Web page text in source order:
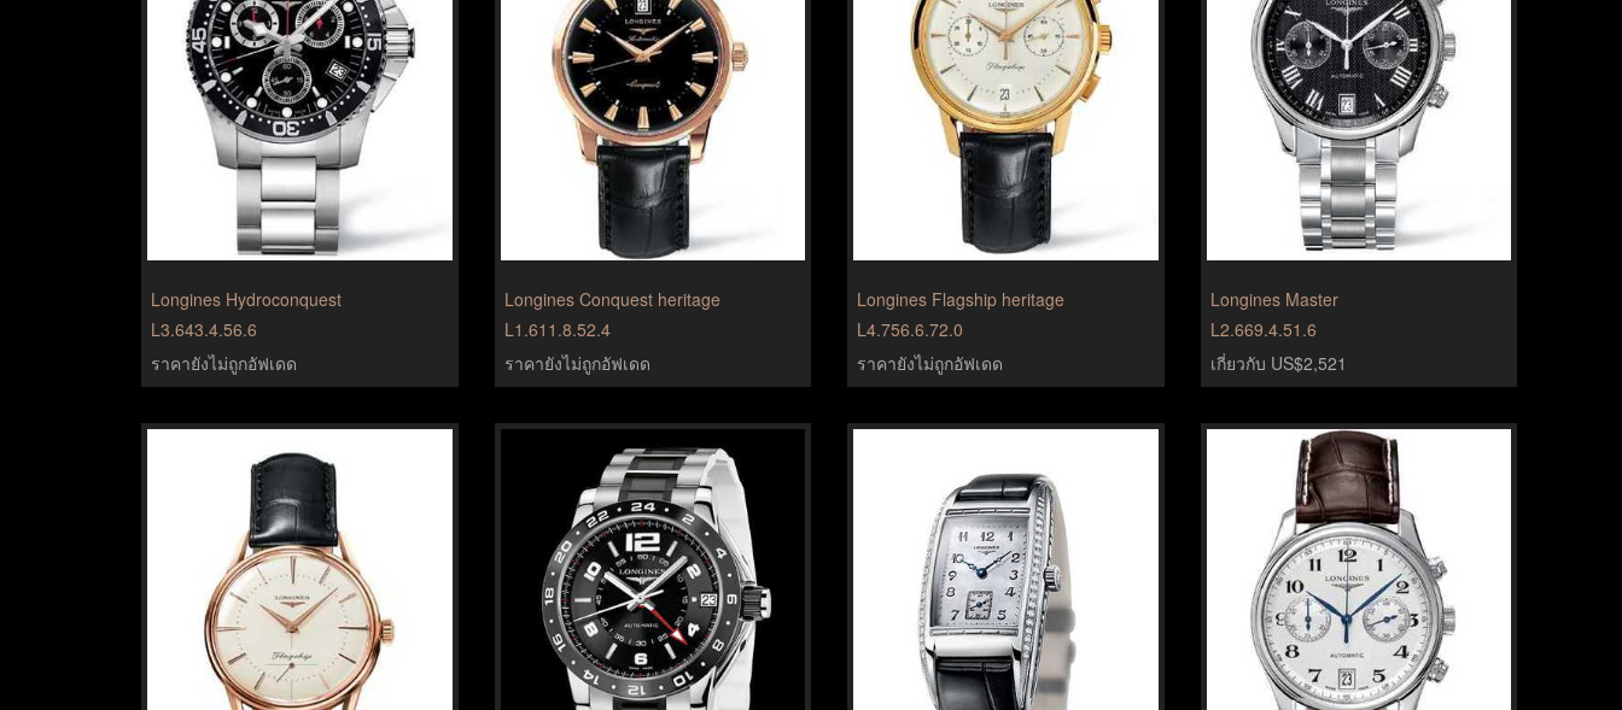
Longines Hydroconquest
L3.643.4.56.6
ราคายังไม่ถูกอัฟเดด
Longines Conquest heritage
L1.611.8.52.4
ราคายังไม่ถูกอัฟเดด
Longines Flagship heritage
L4.756.6.72.0
ราคายังไม่ถูกอัฟเดด
Longines Master
L2.669.4.51.6
เกี่ยวกับ US$2,521